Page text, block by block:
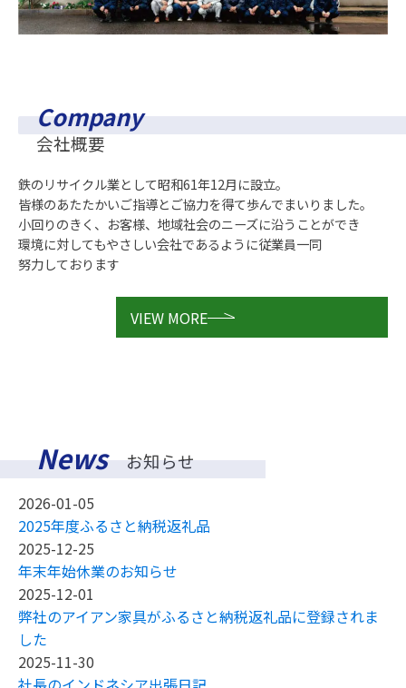
Company
会社概要
鉄のリサイクル業として昭和61年12月に設立。
皆様のあたたかいご指導とご協力を得て歩んでまいりました。
小回りのきく、お客様、地域社会のニーズに沿うことができ
環境に対してもやさしい会社であるように従業員一同
努力しております
VIEW MORE
News お知らせ
2026-01-05
2025年度ふるさと納税返礼品
2025-12-25
年末年始休業のお知らせ
2025-12-01
弊社のアイアン家具がふるさと納税返礼品に登録されま
した
2025-11-30